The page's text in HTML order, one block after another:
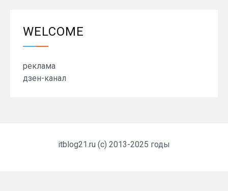
WELCOME
реклама
дзен-канал
itblog21.ru (c) 2013-2025 годы